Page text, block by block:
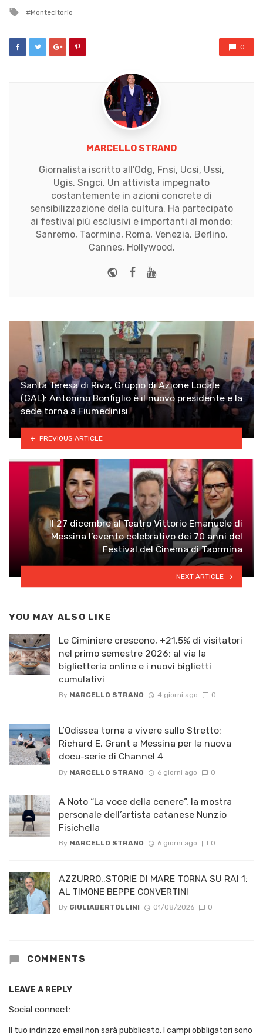
Tagged
Montecitorio
0
MARCELLO STRANO
Giornalista iscritto all'Odg, Fnsi, Ucsi, Ussi,
Ugis, Sngci. Un attivista impegnato
costantemente in azioni concrete di
sensibilizzazione della cultura. Ha partecipato
ai festival più esclusivi e importanti al mondo:
Sanremo, Taormina, Roma, Venezia, Berlino,
Cannes, Hollywood.
Website
Facebook
Youtube
Santa Teresa di Riva, Gruppo di Azione Locale
(GAL): Antonino Bonfiglio è il nuovo presidente e la
sede torna a Fiumedinisi
PREVIOUS ARTICLE
Il 27 dicembre al Teatro Vittorio Emanuele di
Messina l’evento celebrativo dei 70 anni del
Festival del Cinema di Taormina
NEXT ARTICLE
YOU MAY ALSO LIKE
Le Ciminiere crescono, +21,5% di visitatori
nel primo semestre 2026: al via la
biglietteria online e i nuovi biglietti
cumulativi
By MARCELLO STRANO 4 giorni ago 0
L’Odissea torna a vivere sullo Stretto:
Richard E. Grant a Messina per la nuova
docu-serie di Channel 4
By MARCELLO STRANO 6 giorni ago 0
A Noto “La voce della cenere”, la mostra
personale dell’artista catanese Nunzio
Fisichella
By MARCELLO STRANO 6 giorni ago 0
AZZURRO..STORIE DI MARE TORNA SU RAI 1:
AL TIMONE BEPPE CONVERTINI
By GIULIABERTOLLINI 01/08/2026 0
COMMENTS
LEAVE A REPLY
Social connect:
Il tuo indirizzo email non sarà pubblicato. I campi obbligatori sono